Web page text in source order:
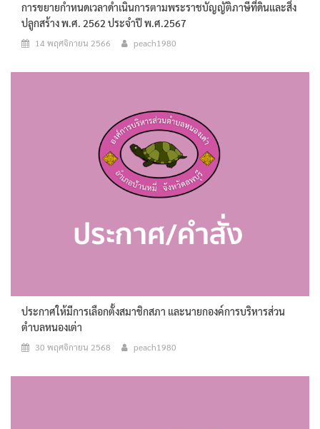
การขยายกำหนดเวลาดำเนินการตามพระราชบัญญัติภาษีที่ดินและสิ่ง
ปลูกสร้าง พ.ศ. 2562 ประจำปี พ.ศ.2567
14 พฤศจิกายน 2566 peach1980
ประกาศให้มีการเลือกตั้งสมาชิกสภา และนายกองค์การบริหารส่วน
ตำบลหนองเต่า
30 พฤศจิกายน 2568 peach1980